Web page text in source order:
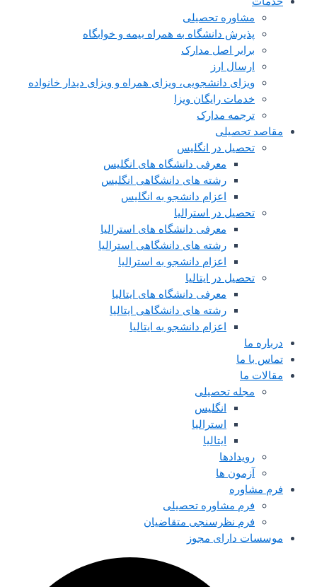
مشاوره تحصیلی
پذیرش دانشگاه به همراه بیمه و خوابگاه
برابر اصل مدارک
ارسال ارز
ویزای دانشجویی، ویزای همراه و ویزای دیدار خانواده
خدمات رایگان ویزا
ترجمه مدارک
مقاصد تحصیلی
تحصیل در انگلیس
معرفی دانشگاه های انگلیس
رشته های دانشگاهی انگلیس
اعزام دانشجو به انگلیس
تحصیل در استرالیا
معرفی دانشگاه های استرالیا
رشته های دانشگاهی استرالیا
اعزام دانشجو به استرالیا
تحصیل در ایتالیا
معرفی دانشگاه های ایتالیا
رشته های دانشگاهی ایتالیا
اعزام دانشجو به ایتالیا
درباره ما
تماس با ما
مقالات ما
مجله تحصیلی
انگلیس
استرالیا
ایتالیا
رویدادها
آزمون ها
فرم مشاوره
فرم مشاوره تحصیلی
فرم نظرسنجی متقاضیان
موسسات دارای مجوز